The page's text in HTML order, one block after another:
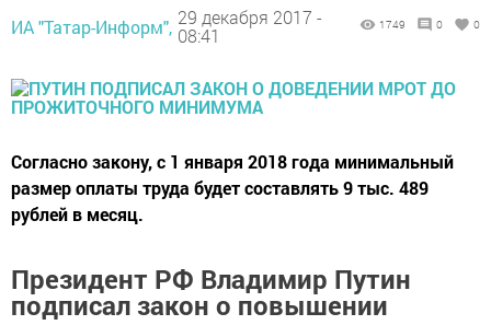
ИА "Татар-Информ", 29 декабря 2017 -
08:41
1749 0 0
Согласно закону, с 1 января 2018 года минимальный
размер оплаты труда будет составлять 9 тыс. 489
рублей в месяц.
Президент РФ Владимир Путин
подписал закон о повышении